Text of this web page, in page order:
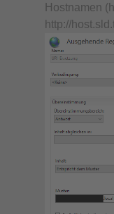
Hostnamen
http://